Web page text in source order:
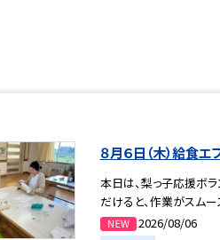
８月６日（木）給食
本日は、梨っ子応援ボ
だけると、作業がスム
2026/08/06